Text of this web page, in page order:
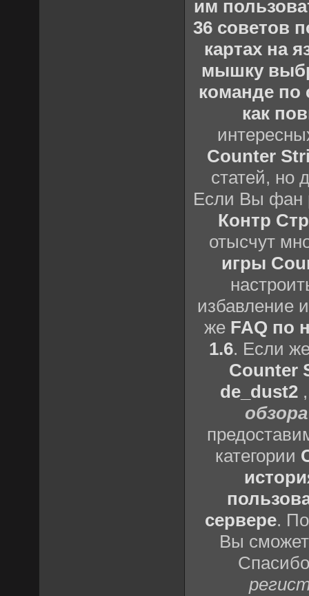
им
36 советов
картах на
мышку
команде по
как
Counter
статей, но
Если Вы фан
Контр
отысчут
игры
избавление
же FAQ по
1.6. Если
Counter
de_dust2
категории
сервере.
Вы